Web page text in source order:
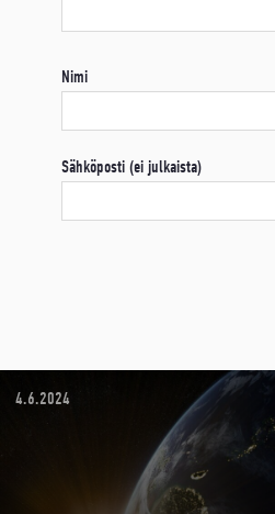
Nimi
Sähköposti (ei julkaista)
4.6.2024